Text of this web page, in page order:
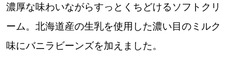
濃厚な味わいながらすっとくちどけるソフトクリ
ーム。北海道産の生乳を使用した濃い目のミルク
味にバニラビーンズを加えました。